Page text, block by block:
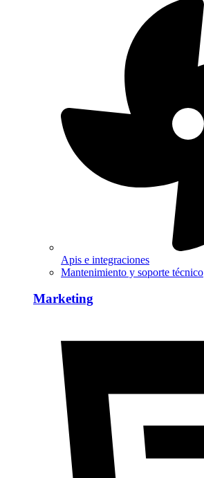
Apis e integraciones
Mantenimiento y soporte técnico
Marketing